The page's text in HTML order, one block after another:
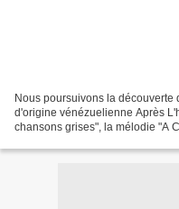
Nous poursuivons la
d'origine vénézuelienne Après
chansons grises", la mélodie "A